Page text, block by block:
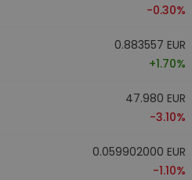
-0.30%
0.883557 EUR
+1.70%
47.980 EUR
-3.10%
0.059902000 EUR
-1.10%